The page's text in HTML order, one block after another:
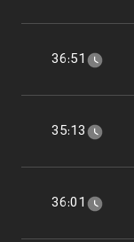
36:51
35:13
36:01